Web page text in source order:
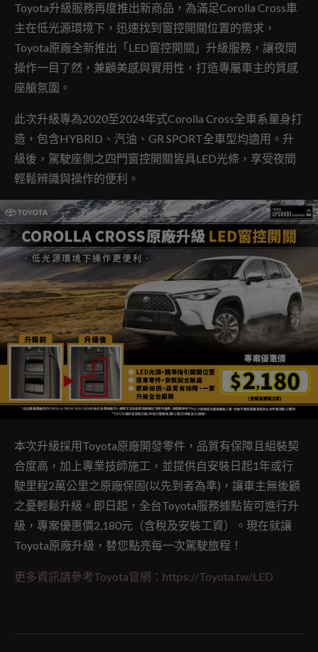
Toyota升級服務再度推出新商品，為滿足Corolla Cross車
主在低光源環境下，迅速找到窗控開關位置的需求，
Toyota原廠全新推出「LED窗控開關」升級服務，讓夜間
操作一目了然，兼顧美感與實用性，打造專屬車主的質感
座艙氛圍。
此次升級專為2020至2024年式Corolla Cross全車系量身打
造，包含HYBRID、汽油、GR SPORT全車型均適用。升
級後，駕駛座側之四門窗控開關皆具LED光條，享受夜間
輕鬆辨識與操作的便利。
本次升級採用Toyota原廠開發零件，品質有保障且組裝契
合度高，加上專業技師施工，並提供自安裝日起1年或行
駛里程2萬公里之原廠保固(以先到者為準)，讓車主無後顧
之憂輕鬆升級。即日起，全台Toyota服務據點皆可進行升
級，專案優惠價2,180元（含稅及安裝工資）。現在就讓
Toyota原廠升級，替您點亮每一次駕駛旅程！
更多資訊請參考Toyota官網：https://Toyota.tw/LED